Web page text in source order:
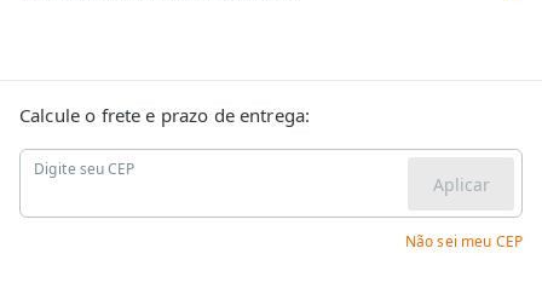
Calcule o frete e prazo de entrega:
Digite seu CEP
Aplicar
Não sei meu CEP